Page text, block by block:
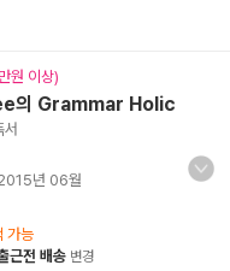
원 이상)
의 Grammar Holic
년 06월
가능
근전 배송 변경